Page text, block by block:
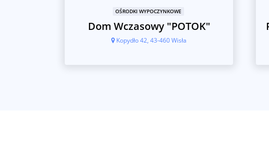
OŚRODKI WYPOCZYNKOWE
Dom Wczasowy "POTOK"
Kopydło 42, 43-460 Wisła